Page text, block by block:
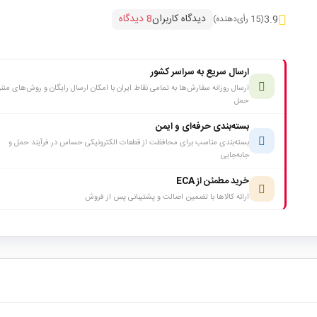
3.9(15 رأی‌دهنده) دیدگاه کاربران8 دیدگاه
ارسال سریع به سراسر کشور
ارسال روزانه سفارش‌ها به تمامی نقاط ایران با امکان ارسال رایگان و روش‌های
حمل
بسته‌بندی حرفه‌ای و ایمن
بسته‌بندی مناسب برای محافظت از قطعات الکترونیکی حساس در فرآیند حمل و
جابه‌جایی
خرید مطمئن از ECA
ارائه کالاها با تضمین اصالت و پشتیبانی پس از فروش